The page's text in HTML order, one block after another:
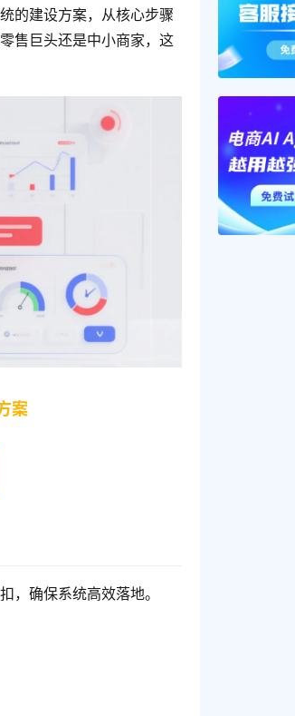
的建设方案，从核心步骤
售巨头还是中小商家，这
案
，确保系统高效落地。